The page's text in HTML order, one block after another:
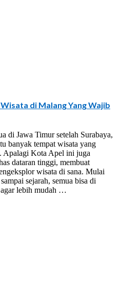
di Malang Yang Wajib
di Jawa Timur setelah Surabaya,
banyak tempat wisata yang
Apalagi Kota Apel ini juga
dataran tinggi, membuat
wisata di sana. Mulai
sejarah, semua bisa di
lebih mudah …